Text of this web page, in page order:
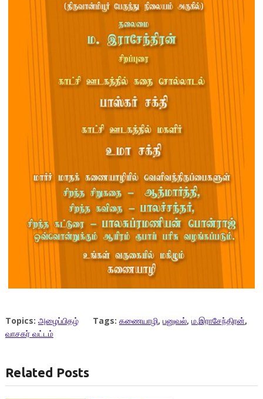
Topics: அழைப்பிதழ் Tags: கணையாழி, பனுவல், ம.இராசேந்திரன்,
வாசகர் வட்டம்
Related Posts